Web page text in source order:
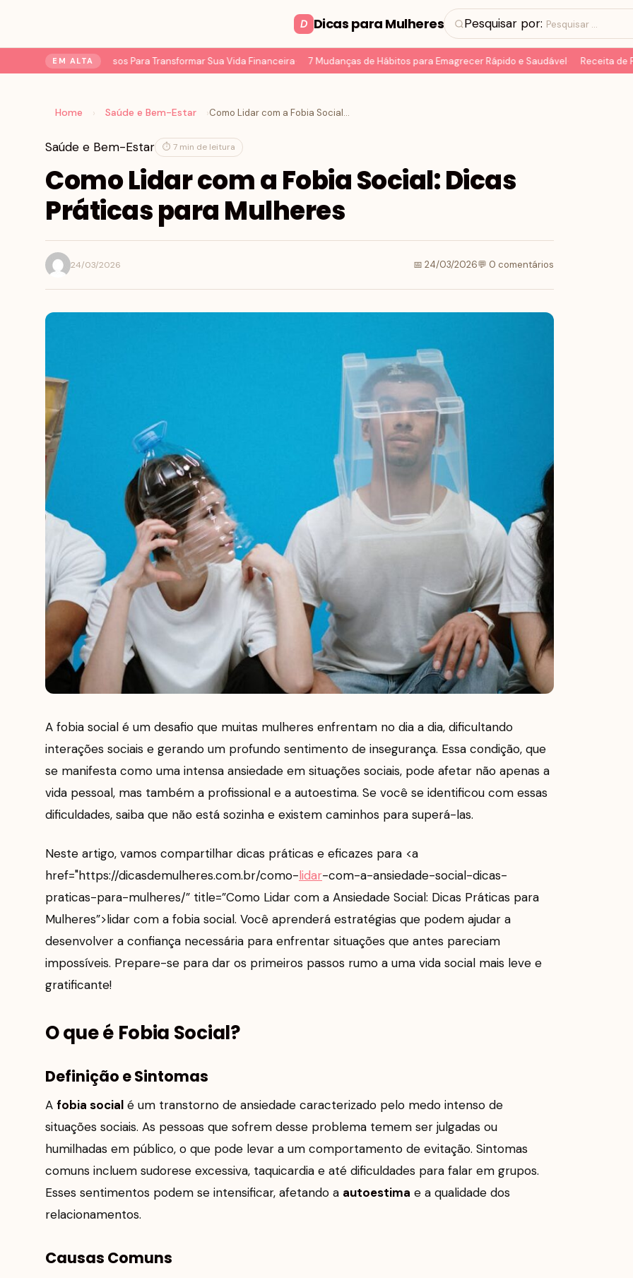
D Dicas para Mulheres Pesquisar por:
EM ALTA
do Dinheiro: 7 Passos Para Transformar Sua Vida Financeira 7 Mudanças de Hábitos para Emagrecer Rápido e Saudável Receita de Pão
Home › Saúde e Bem-Estar › Como Lidar com a Fobia Social: Dicas Práticas para Mulheres
Saúde e Bem-Estar ⏱ 7 min de leitura
Como Lidar com a Fobia Social: Dicas
Práticas para Mulheres
24/03/2026 📅 24/03/2026💬 0 comentários
A fobia social é um desafio que muitas mulheres enfrentam no dia a dia, dificultando
interações sociais e gerando um profundo sentimento de insegurança. Essa condição, que
se manifesta como uma intensa ansiedade em situações sociais, pode afetar não apenas a
vida pessoal, mas também a profissional e a autoestima. Se você se identificou com essas
dificuldades, saiba que não está sozinha e existem caminhos para superá-las.
Neste artigo, vamos compartilhar dicas práticas e eficazes para <a
href="https://dicasdemulheres.com.br/como-lidar-com-a-ansiedade-social-dicas-
praticas-para-mulheres/” title=”Como Lidar com a Ansiedade Social: Dicas Práticas para
Mulheres”>lidar com a fobia social. Você aprenderá estratégias que podem ajudar a
desenvolver a confiança necessária para enfrentar situações que antes pareciam
impossíveis. Prepare-se para dar os primeiros passos rumo a uma vida social mais leve e
gratificante!
O que é Fobia Social?
Definição e Sintomas
A fobia social é um transtorno de ansiedade caracterizado pelo medo intenso de
situações sociais. As pessoas que sofrem desse problema temem ser julgadas ou
humilhadas em público, o que pode levar a um comportamento de evitação. Sintomas
comuns incluem sudorese excessiva, taquicardia e até dificuldades para falar em grupos.
Esses sentimentos podem se intensificar, afetando a autoestima e a qualidade dos
relacionamentos.
Causas Comuns